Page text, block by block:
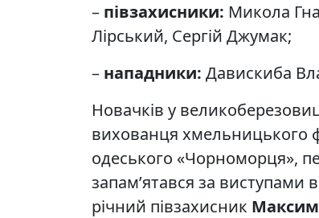
– півзахисники: Микола
Лірський, Сергій Джумак;
– нападники: Давискиба
Новачків у
вихованця хмельницького
одеського «Чорноморця»,
запам’ятався за виступами
річний півзахисник